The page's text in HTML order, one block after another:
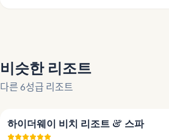
비슷한 리조트
다른 6성급 리조트
하이더웨이 비치 리조트 & 스파